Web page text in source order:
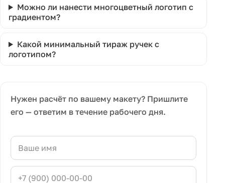
Можно ли нанести многоцветный логотип с
градиентом?
Какой минимальный тираж ручек с
логотипом?
Нужен расчёт по вашему макету? Пришлите
его — ответим в течение рабочего дня.